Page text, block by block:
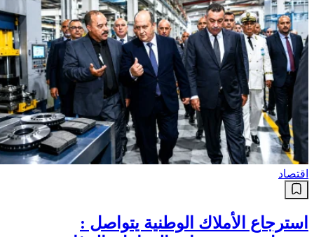
اقتصاد
استرجاع الأملاك الوطنية يتواصل :